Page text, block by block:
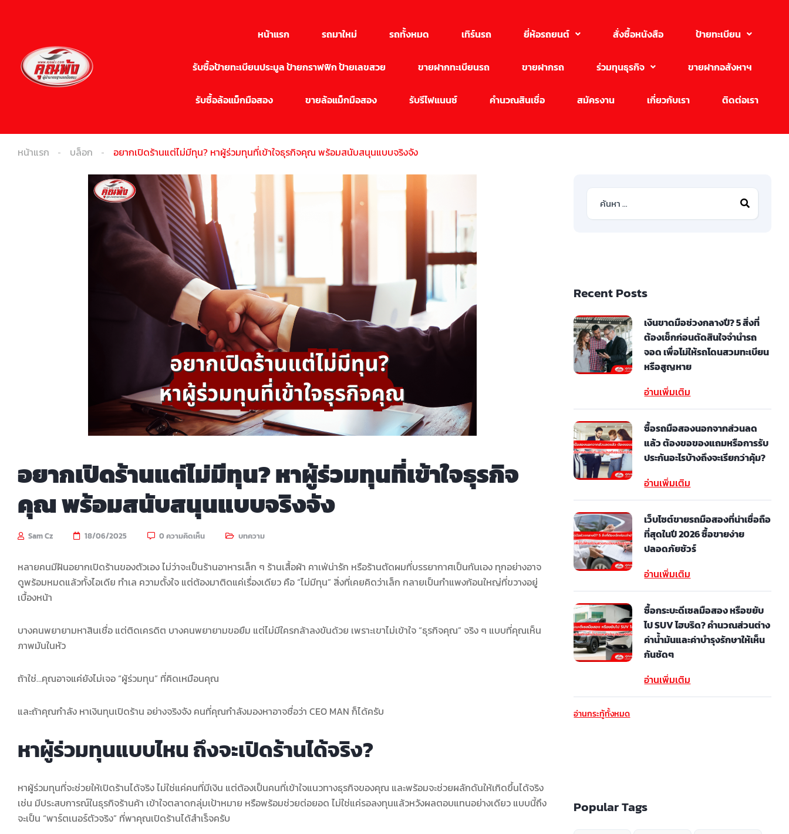
หน้าแรก รถมาใหม่ รถทั้งหมด เทิร์นรถ ยี่ห้อรถยนต์ สั่งซื้อหนังสือ ป้ายทะเบียน
รับซื้อป้ายทะเบียนประมูล ป้ายกราฟฟิก ป้ายเลขสวย ขายฝากทะเบียนรถ ขายฝากรถ ร่วมทุนธุรกิจ ขายฝากอสังหาฯ
รับซื้อล้อแม็กมือสอง ขายล้อแม็กมือสอง รับรีไฟแนนซ์ คำนวณสินเชื่อ สมัครงาน เกี่ยวกับเรา ติดต่อเรา
หน้าแรก บล็อก อยากเปิดร้านแต่ไม่มีทุน? หาผู้ร่วมทุนที่เข้าใจธุรกิจคุณ พร้อมสนับสนุนแบบจริงจัง
อยากเปิดร้านแต่ไม่มีทุน? หาผู้ร่วมทุนที่เข้าใจธุรกิจ
คุณ พร้อมสนับสนุนแบบจริงจัง
Sam Cz 18/06/2025 0 ความคิดเห็น บทความ
หลายคนมีฝันอยากเปิดร้านของตัวเอง ไม่ว่าจะเป็นร้านอาหารเล็ก ๆ ร้านเสื้อผ้า คาเฟ่น่ารัก หรือร้านตัดผมที่บรรยากาศเป็นกันเอง ทุกอย่างอาจ
ดูพร้อมหมดแล้วทั้งไอเดีย ทำเล ความตั้งใจ แต่ต้องมาติดแค่เรื่องเดียว คือ “ไม่มีทุน” สิ่งที่เคยคิดว่าเล็ก กลายเป็นกำแพงก้อนใหญ่ที่ขวางอยู่
เบื้องหน้า
บางคนพยายามหาสินเชื่อ แต่ติดเครดิต บางคนพยายามขอยืม แต่ไม่มีใครกล้าลงขันด้วย เพราะเขาไม่เข้าใจ “ธุรกิจคุณ” จริง ๆ แบบที่คุณเห็น
ภาพมันในหัว
ถ้าใช่…คุณอาจแค่ยังไม่เจอ “ผู้ร่วมทุน” ที่คิดเหมือนคุณ
และถ้าคุณกำลัง หาเงินทุนเปิดร้าน อย่างจริงจัง คนที่คุณกำลังมองหาอาจชื่อว่า CEO MAN ก็ได้ครับ
หาผู้ร่วมทุนแบบไหน ถึงจะเปิดร้านได้จริง?
หาผู้ร่วมทุนที่จะช่วยให้เปิดร้านได้จริง ไม่ใช่แค่คนที่มีเงิน แต่ต้องเป็นคนที่เข้าใจแนวทางธุรกิจของคุณ และพร้อมจะช่วยผลักดันให้เกิดขึ้นได้จริง
เช่น มีประสบการณ์ในธุรกิจร้านค้า เข้าใจตลาดกลุ่มเป้าหมาย หรือพร้อมช่วยต่อยอด ไม่ใช่แค่รอลงทุนแล้วหวังผลตอบแทนอย่างเดียว แบบนี้ถึง
จะเป็น “พาร์ตเนอร์ตัวจริง” ที่พาคุณเปิดร้านได้สำเร็จครับ
Recent Posts
เงินขาดมือช่วงกลางปี? 5 สิ่งที่
ต้องเช็กก่อนตัดสินใจจำนำรถ
จอด เพื่อไม่ให้รถโดนสวมทะเบียน
หรือสูญหาย
อ่านเพิ่มเติม
ซื้อรถมือสองนอกจากส่วนลด
แล้ว ต้องขอของแถมหรือการรับ
ประกันอะไรบ้างถึงจะเรียกว่าคุ้ม?
อ่านเพิ่มเติม
เว็บไซต์ขายรถมือสองที่น่าเชื่อถือ
ที่สุดในปี 2026 ซื้อขายง่าย
ปลอดภัยชัวร์
อ่านเพิ่มเติม
ซื้อกระบะดีเซลมือสอง หรือขยับ
ไป SUV ไฮบริด? คำนวณส่วนต่าง
ค่าน้ำมันและค่าบำรุงรักษาให้เห็น
กันชัดๆ
อ่านเพิ่มเติม
อ่านกระทู้ทั้งหมด
Popular Tags